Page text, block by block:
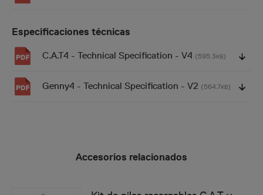
Especificaciones técnicas
C.A.T4 - Technical Specification - V4 (595.3KB)
Genny4 - Technical Specification - V2 (564.7KB)
Accesorios relacionados